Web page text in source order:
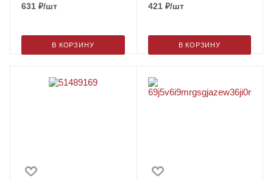
631 ₽/шт
В КОРЗИНУ
421₽/шт
В КОРЗИНУ